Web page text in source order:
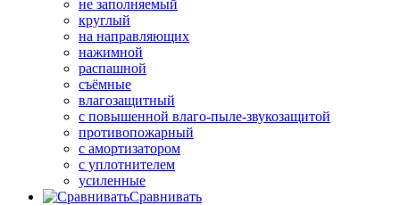
не заполняемый
круглый
на направляющих
нажимной
распашной
съёмные
влагозащитный
с повышенной влаго-пыле-звукозащитой
противопожарный
с амортизатором
с уплотнителем
усиленные
Сравнивать